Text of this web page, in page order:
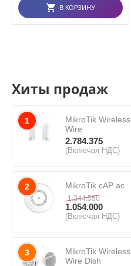
В КОРЗИНУ
Хиты продаж
1
MikroTik Wireless
Wire
2.784.375
(Включая НДС)
2 MikroTik cAP ac
1.344.550
1.054.000
(Включая НДС)
3
MikroTik Wireless
Wire Dish